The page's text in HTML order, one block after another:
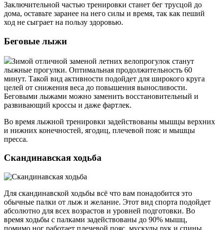
Заключительной частью тренировки станет бег трусцой до
дома, оставьте заранее на него силы и время, так как пеший
ход не сыграет на пользу здоровью.
Беговые лыжи
Зимой отличной заменой летних велопрогулок станут
лыжные прогулки. Оптимальная продолжительность 60
минут. Такой вид активности подойдет для широкого круга
целей от снижения веса до повышения выносливости.
Беговыми лыжами можно заменить восстановительный и
развивающий кроссы и даже фартлек.
Во время лыжной тренировки задействованы мышцы верхних
и нижних конечностей, ягодиц, плечевой пояс и мышцы
пресса.
Скандинавская ходьба
Для скандинавской ходьбы всё что вам понадобится это
обычные палки от лыж и желание. Этот вид спорта подойдет
абсолютно для всех возрастов и уровней подготовки. Во
время ходьбы с палками задействованы до 90% мышц,
помимо ног работает плечевой пояс, мускулы рук и спины.